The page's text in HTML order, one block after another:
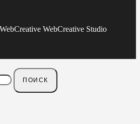
WebCreative Studio
ПОИСК